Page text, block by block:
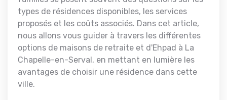
types de résidences disponibles, les services
proposés et les coûts associés. Dans cet article,
nous allons vous guider à travers les différentes
options de maisons de retraite et d'Ehpad à La
Chapelle-en-Serval, en mettant en lumière les
avantages de choisir une résidence dans cette
ville.